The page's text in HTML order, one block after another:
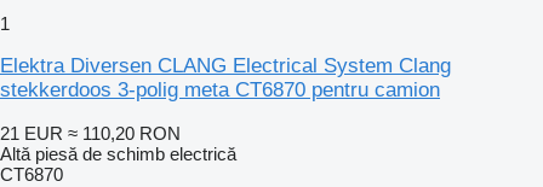
1
Elektra Diversen CLANG Electrical System Clang
stekkerdoos 3-polig meta CT6870 pentru camion
21 EUR ≈ 110,20 RON
Altă piesă de schimb electrică
CT6870